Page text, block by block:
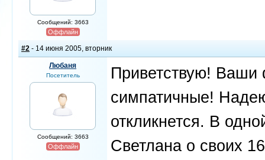
Сообщений: 3663
Оффлайн
#2 - 14 июня 2005, вторник
Любаня
Посетитель
Сообщений: 3663
Оффлайн
Приветствую! Ваши
симпатичные!
откликнется. В
Светлана о своих